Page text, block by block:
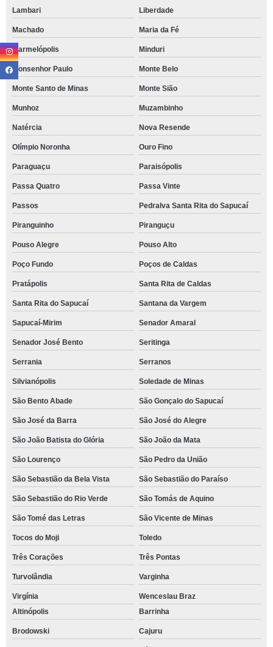
Lambari Liberdade
Machado Maria da Fé
Marmelópolis Minduri
Monsenhor Paulo Monte Belo
Monte Santo de Minas Monte Sião
Munhoz Muzambinho
Natércia Nova Resende
Olímpio Noronha Ouro Fino
Paraguaçu Paraisópolis
Passa Quatro Passa Vinte
Passos Pedralva Santa Rita do Sapucaí
Piranguinho Piranguçu
Pouso Alegre Pouso Alto
Poço Fundo Poços de Caldas
Pratápolis Santa Rita de Caldas
Santa Rita do Sapucaí Santana da Vargem
Sapucaí-Mirim Senador Amaral
Senador José Bento Seritinga
Serrania Serranos
Silvianópolis Soledade de Minas
São Bento Abade São Gonçalo do Sapucaí
São José da Barra São José do Alegre
São João Batista do Glória São João da Mata
São Lourenço São Pedro da União
São Sebastião da Bela Vista São Sebastião do Paraíso
São Sebastião do Rio Verde São Tomás de Aquino
São Tomé das Letras São Vicente de Minas
Tocos do Moji Toledo
Três Corações Três Pontas
Turvolândia Varginha
Virgínia
Wenceslau Braz
Altinópolis
Barrinha
Brodowski Cajuru